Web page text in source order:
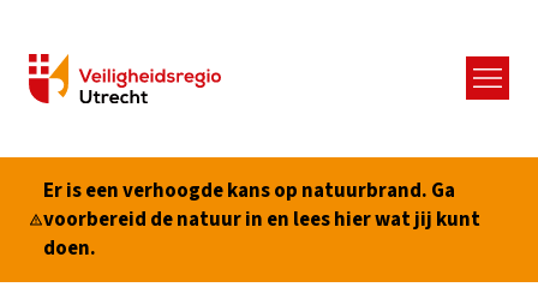
Menu
Er is een verhoogde kans op natuurbrand. Ga
voorbereid de natuur in en lees hier wat jij kunt
doen.